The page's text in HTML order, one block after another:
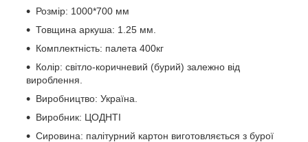
Розмір: 1000*700 мм
Товщина аркуша: 1.25 мм.
Комплектність: палета 400кг
Колір: світло-коричневий (бурий) залежно від
вироблення.
Виробництво: Україна.
Виробник: ЦОДНТІ
Сировина: палітурний картон виготовляється з бурої